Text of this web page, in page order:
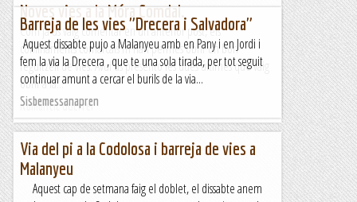
Noves vies a la Móra Comdal.
Com ja us vaig comentar en un anterior post, els
confinaments comarcals m'han permès obrir un bon
reguitzell de vies. Avui us presento les dues últimes que vaig
obrir a la...
Romàntic Guerrer
Barreja de les vies "Drecera i Salvadora"
Aquest dissabte pujo a Malanyeu amb en Pany i en Jordi i
fem la via la Drecera , que te una sola tirada, per tot seguit
continuar amunt a cercar el burils de la via...
Sisbemessanapren
Via del pi a la Codolosa i barreja de vies a
Malanyeu
Aquest cap de setmana faig el doblet, el dissabte anem